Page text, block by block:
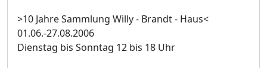
>10 Jahre Sammlung Willy - Brandt - Haus<
01.06.-27.08.2006
Dienstag bis Sonntag 12 bis 18 Uhr